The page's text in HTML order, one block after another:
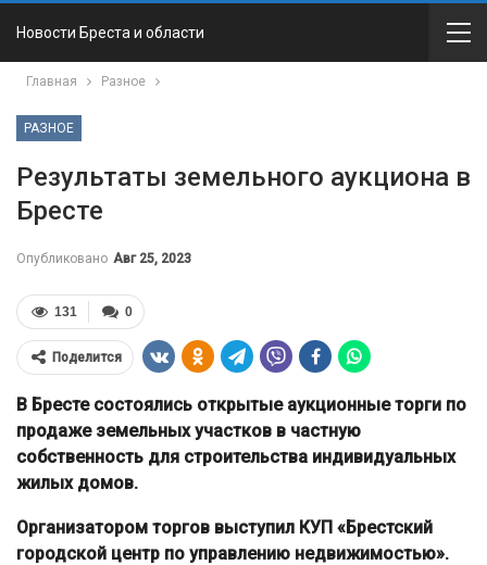
Новости Бреста и области
Главная Разное
РАЗНОЕ
Результаты земельного аукциона в
Бресте
Опубликовано Авг 25, 2023
0
131
Поделится
В Бресте состоялись открытые аукционные торги по
продаже земельных участков в частную
собственность для строительства индивидуальных
жилых домов.
Организатором торгов выступил КУП «Брестский
городской центр по управлению недвижимостью».